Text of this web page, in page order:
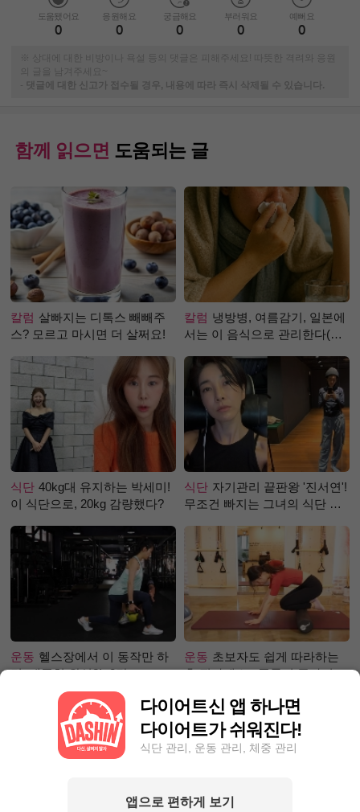
도움됐어요
0
응원해요
0
궁금해요
0
부러워요
0
예뻐요
0
※ 상대에 대한 비방이나 욕설 등의 댓글은 피해주세요! 따뜻한 격려와 응원
의 글을 남겨주세요~
-
댓글에 대한 신고가 접수될 경우, 내용에 따라 즉시 삭제될 수 있습니다.
함께 읽으면 도움되는 글
칼럼 살빠지는 디톡스 빼빼주
스? 모르고 마시면 더 살쩌요!
칼럼 냉방병, 여름감기, 일본에
서는 이 음식으로 관리한다(생
식단 40kg대 유지하는 박세미!
이 식단으로, 20kg 감량했다?
식단 자기관리 끝판왕 '진서연'!
무조건 빠지는 그녀의 식단 정
운동 헬스장에서 이 동작만 하
면, 애플힙 완성?! -2탄-
운동 초보자도 쉽게 따라하는
홈 필라테스 - 폼롤러 종아리 알
다이어트신 앱 하나면
다이어트가 쉬워진다!
식단 관리, 운동 관리, 체중 관리
앱으로 편하게 보기